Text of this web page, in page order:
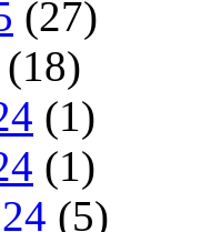
(27)
(18)
(1)
(1)
(5)